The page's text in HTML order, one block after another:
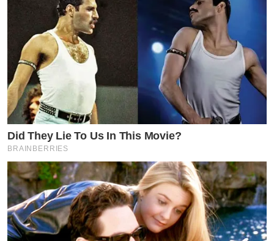
Did They Lie To Us In This Movie?
BRAINBERRIES